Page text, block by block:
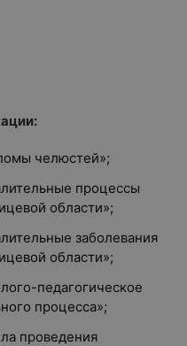
челюстей»;
процессы
области»;
заболевания
области»;
педагогическое
процесса»;
проведения